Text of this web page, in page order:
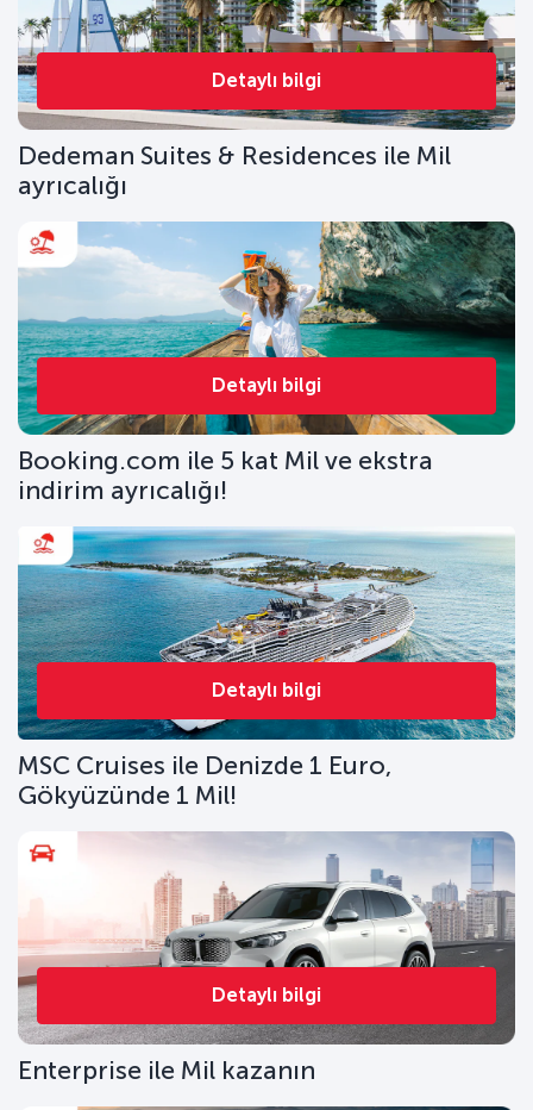
Detaylı bilgi
Dedeman Suites & Residences ile Mil
ayrıcalığı
Detaylı bilgi
Booking.com ile 5 kat Mil ve ekstra
indirim ayrıcalığı!
Detaylı bilgi
MSC Cruises ile Denizde 1 Euro,
Gökyüzünde 1 Mil!
Detaylı bilgi
Enterprise ile Mil kazanın